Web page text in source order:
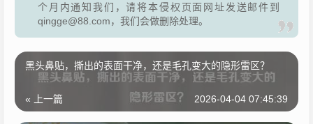
个月内通知我们，请将本侵权页面网址发送邮件到
qingge@88.com，我们会做删除处理。
黑头鼻贴，撕出的表面干净，还是毛孔变大的隐形雷区？
« 上一篇 2026-04-04 07:45:39